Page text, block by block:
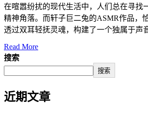
在喧嚣纷扰的现代生活中，人们总在寻找
精神角落。而轩子巨二兔的ASMR作品，
透过双耳轻抚灵魂，构建了一个独属于声
Read More
搜索
搜索
近期文章